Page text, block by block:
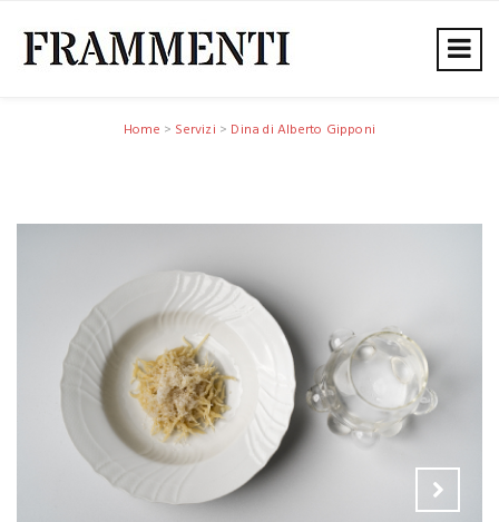
Home > Servizi > Dina di Alberto Gipponi